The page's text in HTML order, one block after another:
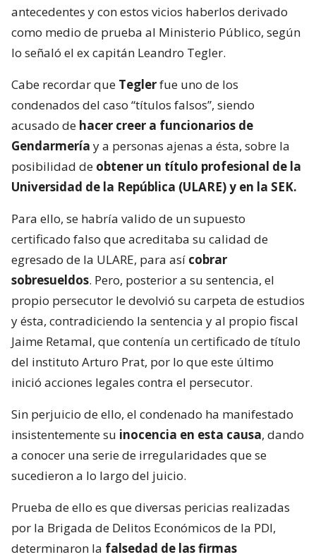
antecedentes y con estos vicios haberlos derivado
como medio de prueba al Ministerio Público, según
lo señaló el ex capitán Leandro Tegler.
Cabe recordar que Teglerfue uno de los
condenados del caso “títulos falsos”, siendo
acusado de hacer creer a funcionarios de
Gendarmería y a personas ajenas a ésta, sobre la
posibilidad de obtener un título profesional de la
Universidad de la República (ULARE) y en la SEK.
Para ello, se habría valido de un supuesto
certificado falso que acreditaba su calidad de
egresado de la ULARE, para así cobrar
sobresueldos. Pero, posterior a su sentencia, el
propio persecutor le devolvió su carpeta de estudios
y ésta, contradiciendo la sentencia y al propio fiscal
Jaime Retamal, que contenía un certificado de título
del instituto Arturo Prat, por lo que este último
inició acciones legales contra el persecutor.
Sin perjuicio de ello, el condenado ha manifestado
insistentemente su inocencia en esta causa, dando
a conocer una serie de irregularidades que se
sucedieron a lo largo del juicio.
Prueba de ello es que diversas pericias realizadas
por la Brigada de Delitos Económicos de la PDI,
determinaron la falsedad de las firmas